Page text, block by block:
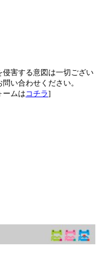
害する意図は一切ござい
い合わせください。
ームは コチラ]